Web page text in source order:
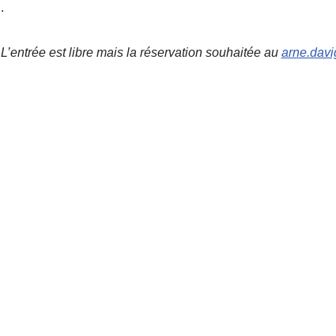
.
L’entrée est libre mais la réservation souhaitée au